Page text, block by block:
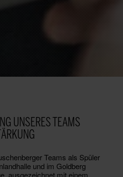
UNSERES TEAMS
Teams als Spüler
und im Goldberg
ausgezeichnet mit einem